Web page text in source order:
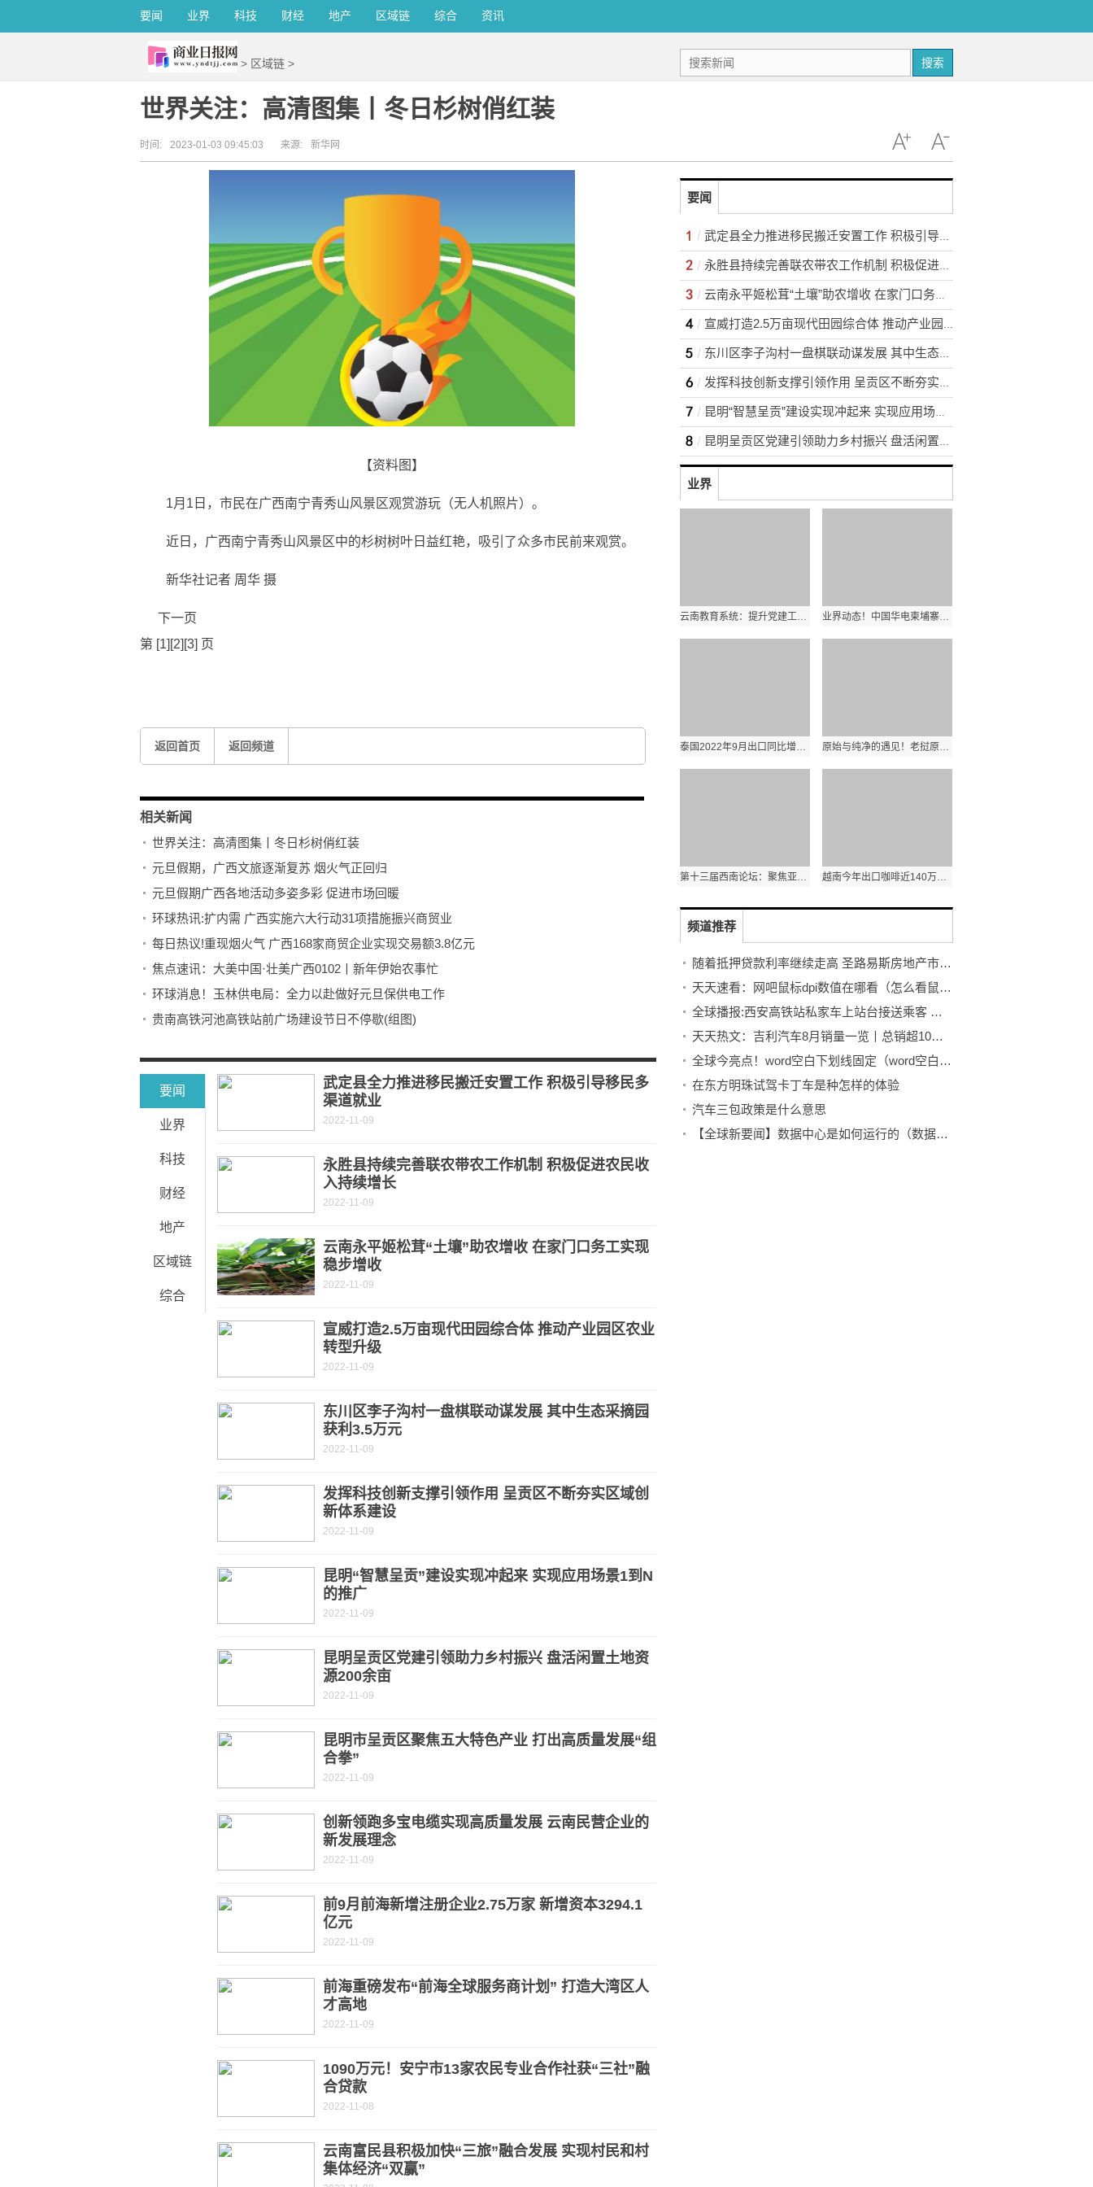
要闻 业界 科技 财经 地产 区域链 综合 资讯
> 区域链 > 搜索
世界关注：高清图集丨冬日杉树俏红装
时间: 2023-01-03 09:45:03 来源: 新华网
【资料图】
1月1日，市民在广西南宁青秀山风景区观赏游玩（无人机照片）。
近日，广西南宁青秀山风景区中的杉树树叶日益红艳，吸引了众多市民前来观赏。
新华社记者 周华 摄
下一页
第 [1][2][3] 页
返回首页 返回频道
相关新闻
世界关注：高清图集丨冬日杉树俏红装
元旦假期，广西文旅逐渐复苏 烟火气正回归
元旦假期广西各地活动多姿多彩 促进市场回暖
环球热讯:扩内需 广西实施六大行动31项措施振兴商贸业
每日热议!重现烟火气 广西168家商贸企业实现交易额3.8亿元
焦点速讯：大美中国·壮美广西0102丨新年伊始农事忙
环球消息！玉林供电局：全力以赴做好元旦保供电工作
贵南高铁河池高铁站前广场建设节日不停歇(组图)
要闻
业界
科技
财经
地产
区域链
综合
武定县全力推进移民搬迁安置工作 积极引导移民多
渠道就业
2022-11-09
永胜县持续完善联农带农工作机制 积极促进农民收
入持续增长
2022-11-09
云南永平姬松茸“土壤”助农增收 在家门口务工实现
稳步增收
2022-11-09
宣威打造2.5万亩现代田园综合体 推动产业园区农业
转型升级
2022-11-09
东川区李子沟村一盘棋联动谋发展 其中生态采摘园
获利3.5万元
2022-11-09
发挥科技创新支撑引领作用 呈贡区不断夯实区域创
新体系建设
2022-11-09
昆明“智慧呈贡”建设实现冲起来 实现应用场景1到N
的推广
2022-11-09
昆明呈贡区党建引领助力乡村振兴 盘活闲置土地资
源200余亩
2022-11-09
昆明市呈贡区聚焦五大特色产业 打出高质量发展“组
合拳”
2022-11-09
创新领跑多宝电缆实现高质量发展 云南民营企业的
新发展理念
2022-11-09
前9月前海新增注册企业2.75万家 新增资本3294.1
亿元
2022-11-09
前海重磅发布“前海全球服务商计划” 打造大湾区人
才高地
2022-11-09
1090万元！安宁市13家农民专业合作社获“三社”融
合贷款
2022-11-08
云南富民县积极加快“三旅”融合发展 实现村民和村
集体经济“双赢”
要闻
武定县全力推进移民搬迁安置工作 积极引导移民多渠道就业
永胜县持续完善联农带农工作机制 积极促进农民收入持续增长
云南永平姬松茸“土壤”助农增收 在家门口务工实现稳步增收
宣威打造2.5万亩现代田园综合体 推动产业园区农业转型升级
东川区李子沟村一盘棋联动谋发展 其中生态采摘园获利3.5万元
发挥科技创新支撑引领作用 呈贡区不断夯实区域创新体系建设
昆明“智慧呈贡”建设实现冲起来 实现应用场景1到N的推广
昆明呈贡区党建引领助力乡村振兴 盘活闲置土地资源200余亩
业界
云南教育系统：提升党建工作质量是办学治校的基本功和生命线 业界动态！中国华电柬埔寨西港项目首台机组顺利通过试验
泰国2022年9月出口同比增长7.8% 农产品出口额同比增长1.8% 原始与纯净的遇见！老挝原生态古树茶亮相第五届进博会
第十三届西南论坛：聚焦亚太格局演变和区域合作新发展 越南今年出口咖啡近140万吨 其中出口额达31.6亿美元
频道推荐
随着抵押贷款利率继续走高 圣路易斯房地产市场仍然具有竞争力
天天速看：网吧鼠标dpi数值在哪看（怎么看鼠标dpi）
全球播报:西安高铁站私家车上站台接送乘客 具体详细内容是什么
天天热文：吉利汽车8月销量一览丨总销超10万辆同比降19%年度目标完成62%
全球今亮点！word空白下划线固定（word空白下划线怎么打）
在东方明珠试驾卡丁车是种怎样的体验
汽车三包政策是什么意思
【全球新要闻】数据中心是如何运行的（数据中心是指什么）